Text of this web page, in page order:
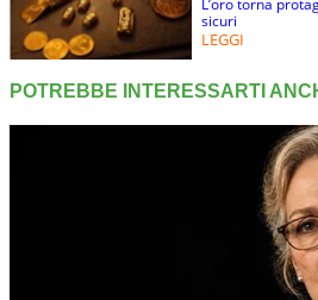
L’oro torna
sicuri
LEGGI